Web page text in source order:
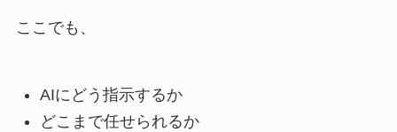
ここでも、
AIにどう指示するか
どこまで任せられるか